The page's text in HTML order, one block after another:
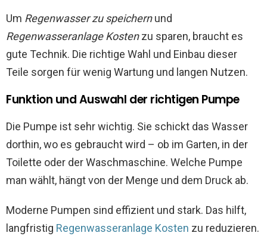
Um Regenwasser zu speichernund
Regenwasseranlage Kostenzu sparen, braucht es
gute Technik. Die richtige Wahl und Einbau dieser
Teile sorgen für wenig Wartung und langen Nutzen.
Funktion und Auswahl der richtigen Pumpe
Die Pumpe ist sehr wichtig. Sie schickt das Wasser
dorthin, wo es gebraucht wird – ob im Garten, in der
Toilette oder der Waschmaschine. Welche Pumpe
man wählt, hängt von der Menge und dem Druck ab.
Moderne Pumpen sind effizient und stark. Das hilft,
langfristig Regenwasseranlage Kosten zu reduzieren.